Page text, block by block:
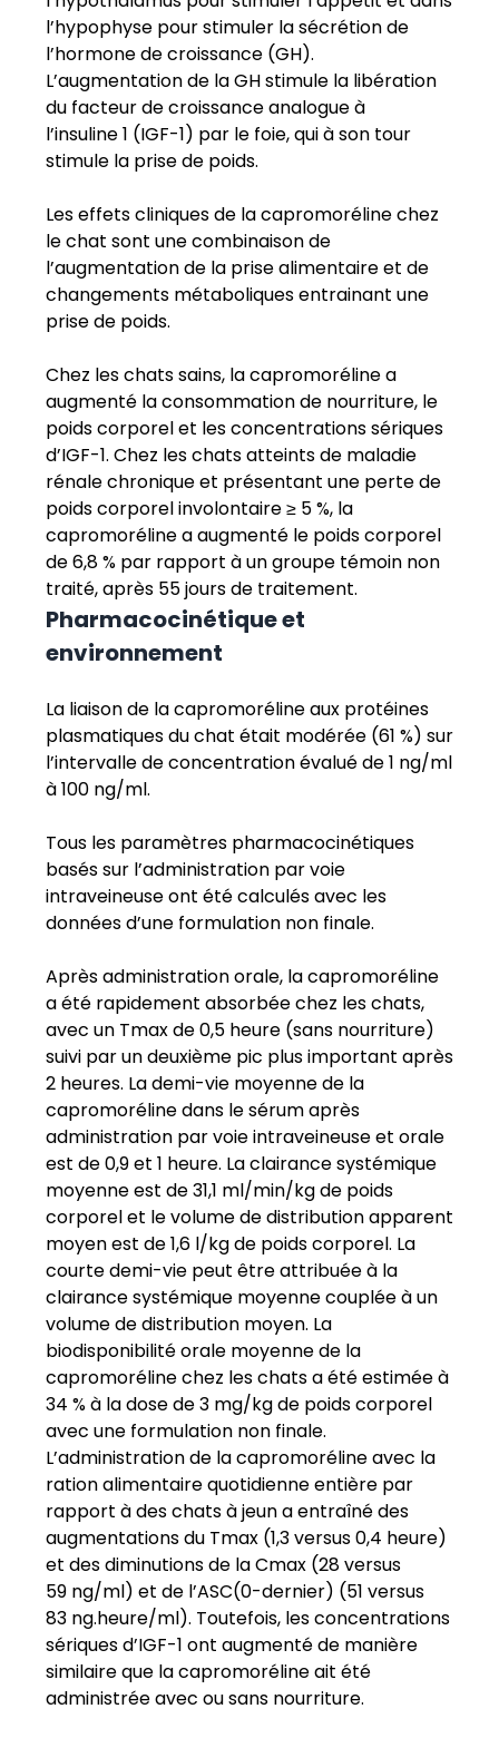
l’hypophyse pour stimuler la sécrétion de
l’hormone de croissance (GH).
L’augmentation de la GH stimule la libération
du facteur de croissance analogue à
l’insuline 1 (IGF-1) par le foie, qui à son tour
stimule la prise de poids.
Les effets cliniques de la capromoréline chez
le chat sont une combinaison de
l’augmentation de la prise alimentaire et de
changements métaboliques entrainant une
prise de poids.
Chez les chats sains, la capromoréline a
augmenté la consommation de nourriture, le
poids corporel et les concentrations sériques
d’IGF-1. Chez les chats atteints de maladie
rénale chronique et présentant une perte de
poids corporel involontaire ≥ 5 %, la
capromoréline a augmenté le poids corporel
de 6,8 % par rapport à un groupe témoin non
traité, après 55 jours de traitement.
Pharmacocinétique et
environnement
La liaison de la capromoréline aux protéines
plasmatiques du chat était modérée (61 %) sur
l’intervalle de concentration évalué de 1 ng/ml
à 100 ng/ml.
Tous les paramètres pharmacocinétiques
basés sur l’administration par voie
intraveineuse ont été calculés avec les
données d’une formulation non finale.
Après administration orale, la capromoréline
a été rapidement absorbée chez les chats,
avec un Tmax de 0,5 heure (sans nourriture)
suivi par un deuxième pic plus important après
2 heures. La demi-vie moyenne de la
capromoréline dans le sérum après
administration par voie intraveineuse et orale
est de 0,9 et 1 heure. La clairance systémique
moyenne est de 31,1 ml/min/kg de poids
corporel et le volume de distribution apparent
moyen est de 1,6 l/kg de poids corporel. La
courte demi-vie peut être attribuée à la
clairance systémique moyenne couplée à un
volume de distribution moyen. La
biodisponibilité orale moyenne de la
capromoréline chez les chats a été estimée à
34 % à la dose de 3 mg/kg de poids corporel
avec une formulation non finale.
L’administration de la capromoréline avec la
ration alimentaire quotidienne entière par
rapport à des chats à jeun a entraîné des
augmentations du Tmax (1,3 versus 0,4 heure)
et des diminutions de la Cmax (28 versus
59 ng/ml) et de l’ASC(0-dernier) (51 versus
83 ng.heure/ml). Toutefois, les concentrations
sériques d’IGF-1 ont augmenté de manière
similaire que la capromoréline ait été
administrée avec ou sans nourriture.